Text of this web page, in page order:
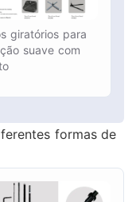
giratórios para
suave com
formas de